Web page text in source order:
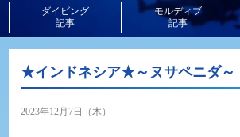
ダイビング
記事
モルディブ
記事
★インドネシア★～ヌサペニダ～
2023年12月7日（木）